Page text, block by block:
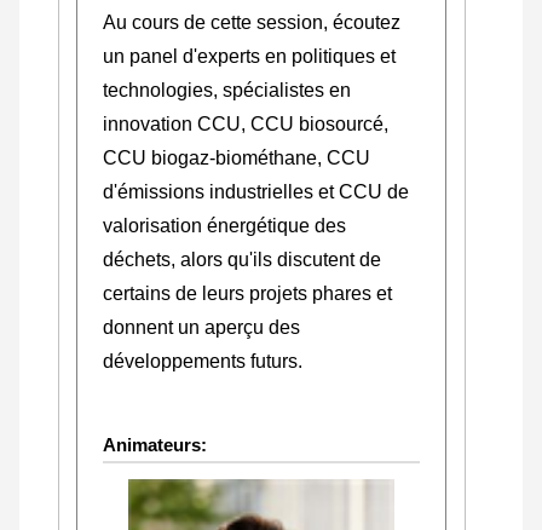
Au cours de cette session, écoutez
un panel d'experts en politiques et
technologies, spécialistes en
innovation CCU, CCU biosourcé,
CCU biogaz-biométhane, CCU
d'émissions industrielles et CCU de
valorisation énergétique des
déchets, alors qu'ils discutent de
certains de leurs projets phares et
donnent un aperçu des
développements futurs.
Animateurs: